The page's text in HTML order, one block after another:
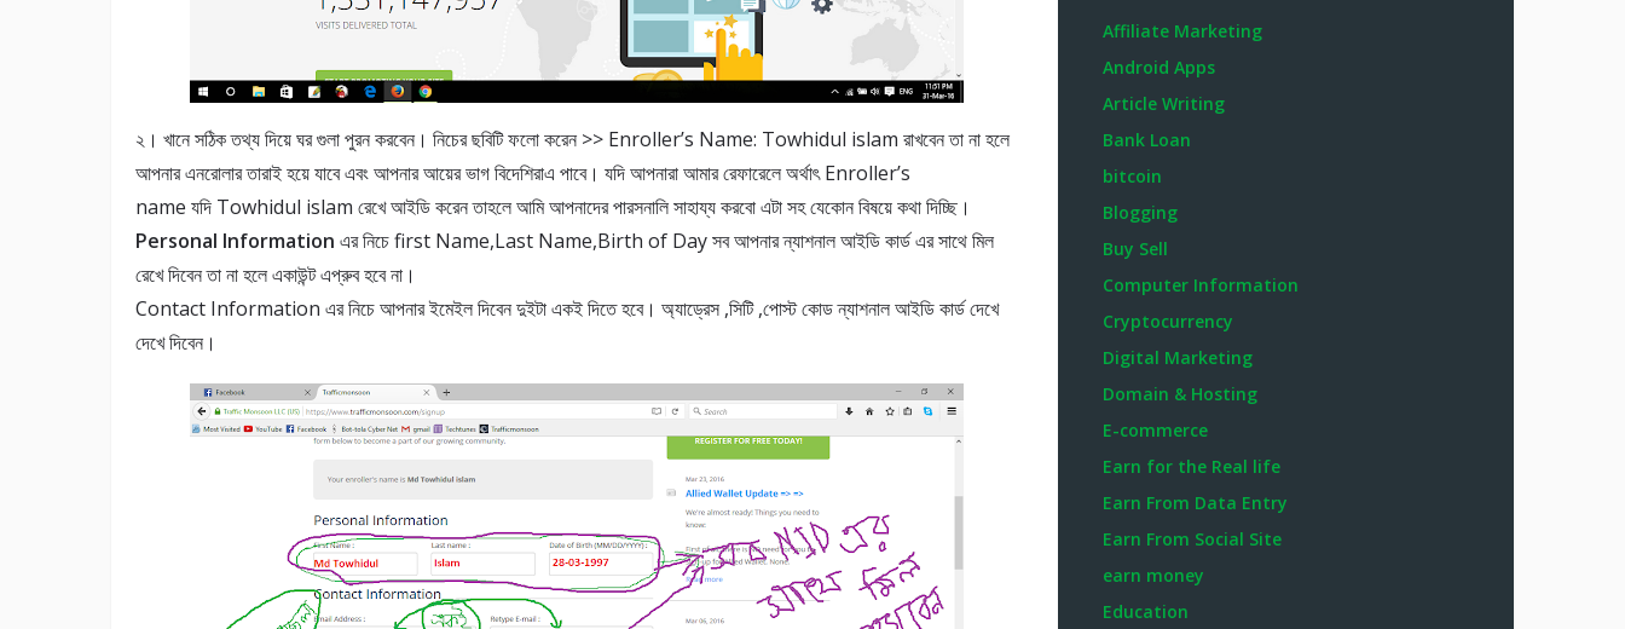
২। খানে সঠিক তথ্য দিয়ে ঘর গুলা পুরন করবেন। নিচের ছবিটি ফলো করেন >> Enroller’s Name: Towhidul islam রাখবেন তা না হলে
আপনার এনরোলার তারাই হয়ে যাবে এবং আপনার আয়ের ভাগ বিদেশিরাএ পাবে। যদি আপনারা আমার রেফারেলে অর্থাৎ Enroller’s
name যদি Towhidul islam রেখে আইডি করেন তাহলে আমি আপনাদের পারসনালি সাহায্য করবো এটা সহ যেকোন বিষয়ে কথা দিচ্ছি।
Personal Information এর নিচে first Name,Last Name,Birth of Day সব আপনার ন্যাশনাল আইডি কার্ড এর সাথে মিল
রেখে দিবেন তা না হলে একাউন্ট এপ্রুব হবে না।
Contact Information এর নিচে আপনার ইমেইল দিবেন দুইটা একই দিতে হবে। অ্যাড্রেস ,সিটি ,পোস্ট কোড ন্যাশনাল আইডি কার্ড দেখে
দেখে দিবেন।
Affiliate Marketing
Android Apps
Article Writing
Bank Loan
bitcoin
Blogging
Buy Sell
Computer Information
Cryptocurrency
Digital Marketing
Domain & Hosting
E-commerce
Earn for the Real life
Earn From Data Entry
Earn From Social Site
earn money
Education